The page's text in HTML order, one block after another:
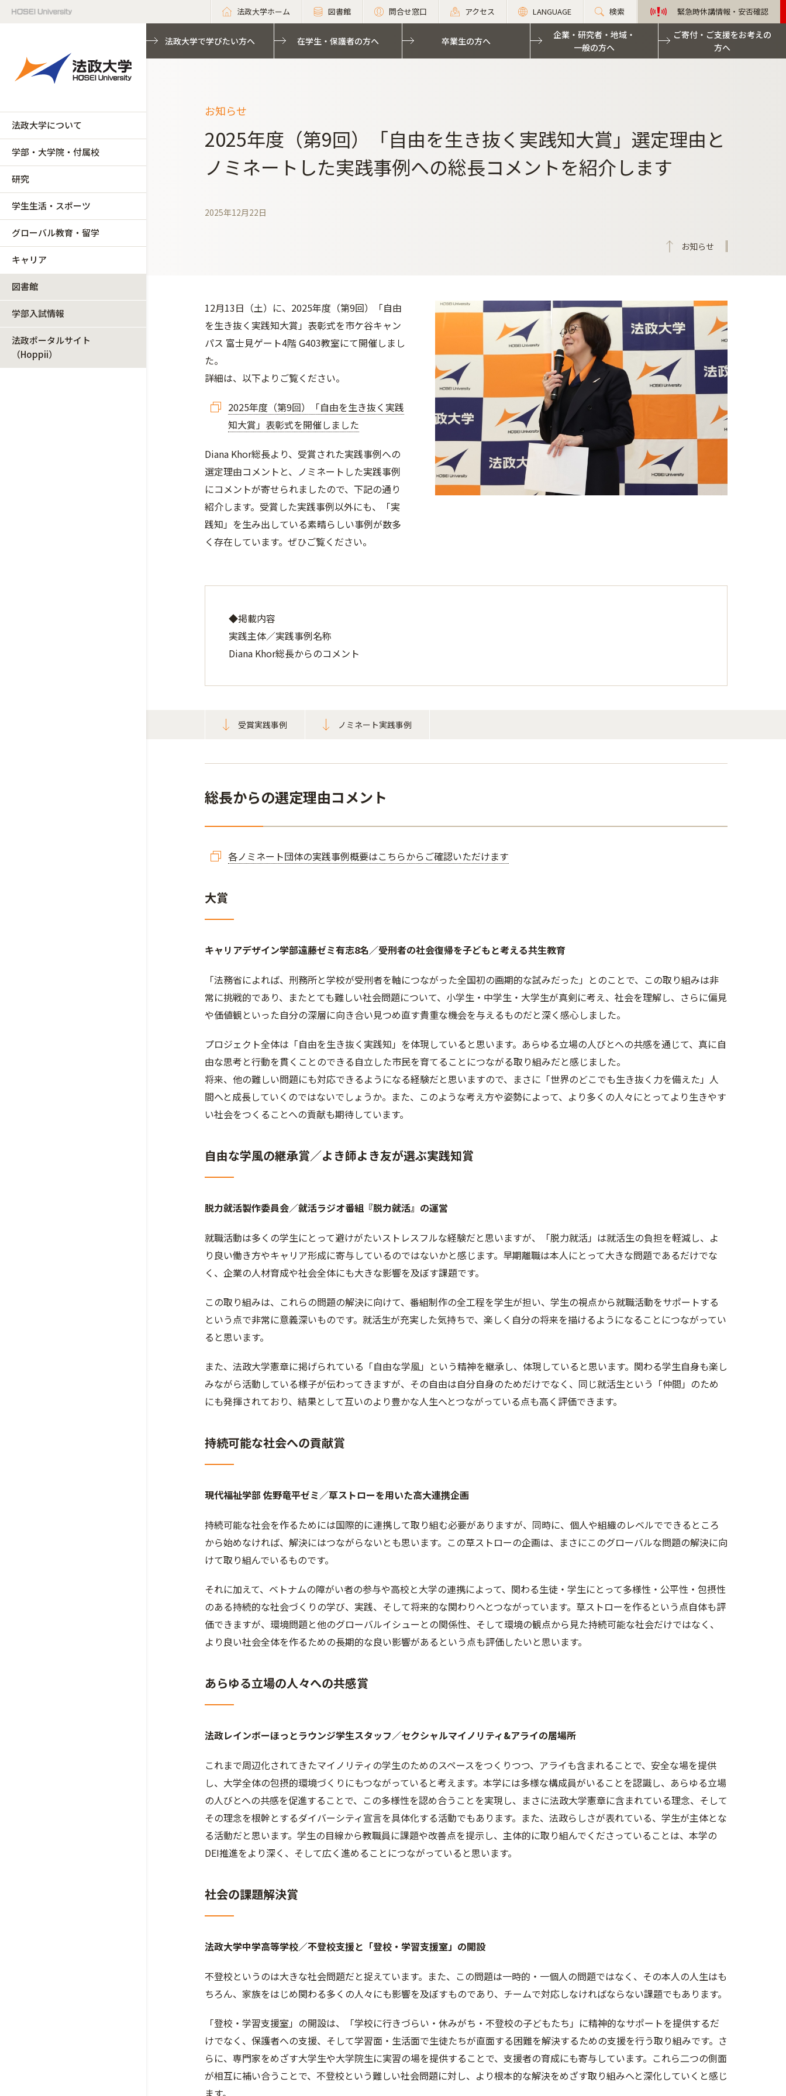
法政大学ホーム 図書館 問合せ窓口 アクセス LANGUAGE 検索 緊急時休講情報・安否確認
法政大学について
学部・大学院・付属校
研究
学生生活・スポーツ
グローバル教育・留学
キャリア
図書館
学部入試情報
法政ポータルサイト
（Hoppii）
法政大学で学びたい方へ 在学生・保護者の方へ 卒業生の方へ
企業・研究者・地域・
一般の方へ
ご寄付・ご支援をお考えの
方へ
お知らせ
2025年度（第9回）「自由を生き抜く実践知大賞」選定理由と
ノミネートした実践事例への総長コメントを紹介します
2025年12月22日
お知らせ
12月13日（土）に、2025年度（第9回）「自由
を生き抜く実践知大賞」表彰式を市ケ谷キャン
パス 富士見ゲート4階 G403教室にて開催しまし
た。
詳細は、以下よりご覧ください。
2025年度（第9回）「自由を生き抜く実践
知大賞」表彰式を開催しました
Diana Khor総長より、受賞された実践事例への
選定理由コメントと、ノミネートした実践事例
にコメントが寄せられましたので、下記の通り
紹介します。受賞した実践事例以外にも、「実
践知」を生み出している素晴らしい事例が数多
く存在しています。ぜひご覧ください。
◆掲載内容
実践主体／実践事例名称
Diana Khor総長からのコメント
受賞実践事例 ノミネート実践事例
総長からの選定理由コメント
各ノミネート団体の実践事例概要はこちらからご確認いただけます
大賞
キャリアデザイン学部遠藤ゼミ有志8名／受刑者の社会復帰を子どもと考える共生教育
「法務省によれば、刑務所と学校が受刑者を軸につながった全国初の画期的な試みだった」とのことで、この取り組みは非
常に挑戦的であり、またとても難しい社会問題について、小学生・中学生・大学生が真剣に考え、社会を理解し、さらに偏見
や価値観といった自分の深層に向き合い見つめ直す貴重な機会を与えるものだと深く感心しました。
プロジェクト全体は「自由を生き抜く実践知」を体現していると思います。あらゆる立場の人びとへの共感を通じて、真に自
由な思考と行動を貫くことのできる自立した市民を育てることにつながる取り組みだと感じました。
将来、他の難しい問題にも対応できるようになる経験だと思いますので、まさに「世界のどこでも生き抜く力を備えた」人
間へと成長していくのではないでしょうか。また、このような考え方や姿勢によって、より多くの人々にとってより生きやす
い社会をつくることへの貢献も期待しています。
自由な学風の継承賞／よき師よき友が選ぶ実践知賞
脱力就活製作委員会／就活ラジオ番組『脱力就活』の運営
就職活動は多くの学生にとって避けがたいストレスフルな経験だと思いますが、「脱力就活」は就活生の負担を軽減し、よ
り良い働き方やキャリア形成に寄与しているのではないかと感じます。早期離職は本人にとって大きな問題であるだけでな
く、企業の人材育成や社会全体にも大きな影響を及ぼす課題です。
この取り組みは、これらの問題の解決に向けて、番組制作の全工程を学生が担い、学生の視点から就職活動をサポートする
という点で非常に意義深いものです。就活生が充実した気持ちで、楽しく自分の将来を描けるようになることにつながってい
ると思います。
また、法政大学憲章に掲げられている「自由な学風」という精神を継承し、体現していると思います。関わる学生自身も楽し
みながら活動している様子が伝わってきますが、その自由は自分自身のためだけでなく、同じ就活生という「仲間」のため
にも発揮されており、結果として互いのより豊かな人生へとつながっている点も高く評価できます。
持続可能な社会への貢献賞
現代福祉学部 佐野竜平ゼミ／草ストローを用いた高大連携企画
持続可能な社会を作るためには国際的に連携して取り組む必要がありますが、同時に、個人や組織のレベルでできるところ
から始めなければ、解決にはつながらないとも思います。この草ストローの企画は、まさにこのグローバルな問題の解決に向
けて取り組んでいるものです。
それに加えて、ベトナムの障がい者の参与や高校と大学の連携によって、関わる生徒・学生にとって多様性・公平性・包摂性
のある持続的な社会づくりの学び、実践、そして将来的な関わりへとつながっています。草ストローを作るという点自体も評
価できますが、環境問題と他のグローバルイシューとの関係性、そして環境の観点から見た持続可能な社会だけではなく、
より良い社会全体を作るための長期的な良い影響があるという点も評価したいと思います。
あらゆる立場の人々への共感賞
法政レインボーほっとラウンジ学生スタッフ／セクシャルマイノリティ&アライの居場所
これまで周辺化されてきたマイノリティの学生のためのスペースをつくりつつ、アライも含まれることで、安全な場を提供
し、大学全体の包摂的環境づくりにもつながっていると考えます。本学には多様な構成員がいることを認識し、あらゆる立場
の人びとへの共感を促進することで、この多様性を認め合うことを実現し、まさに法政大学憲章に含まれている理念、そして
その理念を根幹とするダイバーシティ宣言を具体化する活動でもあります。また、法政らしさが表れている、学生が主体とな
る活動だと思います。学生の目線から教職員に課題や改善点を提示し、主体的に取り組んでくださっていることは、本学の
DEI推進をより深く、そして広く進めることにつながっていると思います。
社会の課題解決賞
法政大学中学高等学校／不登校支援と「登校・学習支援室」の開設
不登校というのは大きな社会問題だと捉えています。また、この問題は一時的・一個人の問題ではなく、その本人の人生はも
ちろん、家族をはじめ関わる多くの人々にも影響を及ぼすものであり、チームで対応しなければならない課題でもあります。
「登校・学習支援室」の開設は、「学校に行きづらい・休みがち・不登校の子どもたち」に精神的なサポートを提供するだ
けでなく、保護者への支援、そして学習面・生活面で生徒たちが直面する困難を解決するための支援を行う取り組みです。さ
らに、専門家をめざす大学生や大学院生に実習の場を提供することで、支援者の育成にも寄与しています。これら二つの側面
が相互に補い合うことで、不登校という難しい社会問題に対し、より根本的な解決をめざす取り組みへと深化していくと感じ
ます。